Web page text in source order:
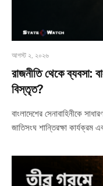
আগস্ট ২, ২০২৬
রাজনীতি থেকে ব্যবসা:
বিস্তৃত?
বাংলাদেশের সেনাবাহিনীকে
জাতিসংঘ শান্তিরক্ষা কার্যক্রম